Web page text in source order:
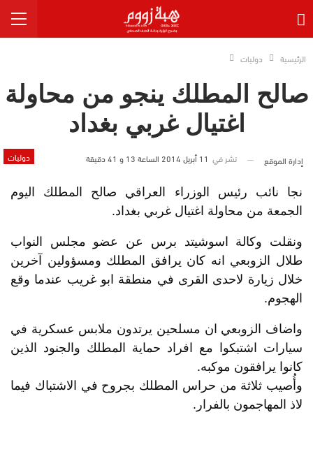
الرئيسية دوليات
صالح المطلك ينجو من محاولة
اغتيال غربي بغداد
دوليات إدارة الموقع نشر في 11 أبريل 2014 الساعة 13 و 41 دقيقة
نجا نائب رئيس الوزراء العراقي صالح المطلك اليوم
الجمعة من محاولة اغتيال غربي بغداد.
ونقلت وكالة اسوشيتد برس عن عضو مجلس النواب
طلال الزوبعي انه كان يرافق المطلك ومسؤولين آخرين
خلال زيارة لاحدى القرى في منطقة ابو غريب عندما وقع
الهجوم.
واضاف الزوبعي ان مسلحين يرتدون ملابس عسكرية في
سيارات اشتبكوا مع افراد حماية المطلك والجنود الذين
كانوا يرافقون موكبه.
وأُصيب ثلاثة من حراس المطلك بجروح في الاشتباك فيما
لاذ المهاجمون بالفرار.